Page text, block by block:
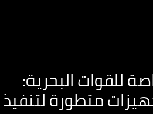
للقوات البحرية:
متطورة لتنفيذ